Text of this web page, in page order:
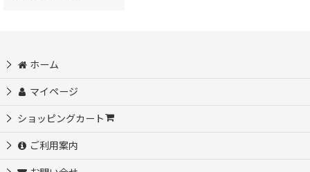
ホーム
マイページ
ショッピングカート
ご利用案内